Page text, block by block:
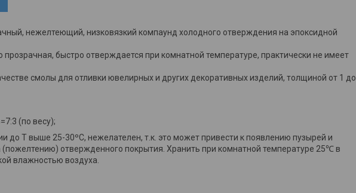
нежелтеющий, низковязкий компаунд холодного отверждения на эпоксидной
прозрачная, быстро отверждается при комнатной температуре, практически не имеет
смолы для отливки ювелирных и других декоративных изделий, толщиной от 1 до
(по весу);
до Т выше 25-30ºС, нежелателен, т.к. это может привести к появлению пузырей и
отвержденного покрытия. Хранить при комнатной температуре 25℃ в
влажностью воздуха.